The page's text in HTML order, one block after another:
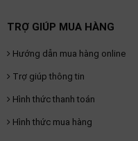
TRỢ GIÚP MUA HÀNG
Hướng dẫn mua hàng online
Trợ giúp thông tin
Hình thức thanh toán
Hình thức mua hàng